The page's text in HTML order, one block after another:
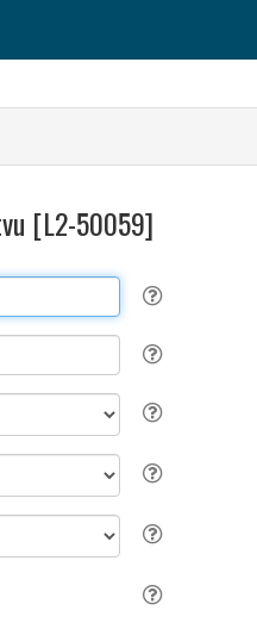
[L2-50059]